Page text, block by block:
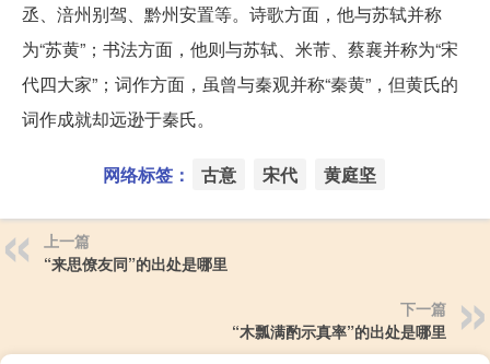
丞、涪州别驾、黔州安置等。诗歌方面，他与苏轼并称
为“苏黄”；书法方面，他则与苏轼、米芾、蔡襄并称为“宋
代四大家”；词作方面，虽曾与秦观并称“秦黄”，但黄氏的
词作成就却远逊于秦氏。
网络标签： 古意 宋代 黄庭坚
上一篇
“来思僚友同”的出处是哪里
下一篇
“木瓢满酌示真率”的出处是哪里